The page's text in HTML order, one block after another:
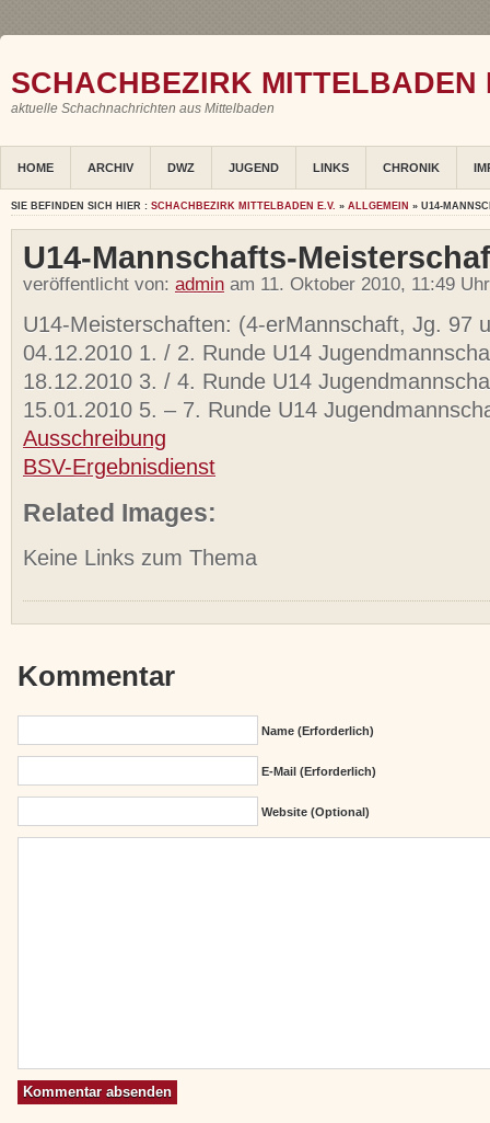
SCHACHBEZIRK MITTELBADEN
aktuelle Schachnachrichten aus Mittelbaden
HOME ARCHIV DWZ JUGEND LINKS CHRONIK
SIE BEFINDEN SICH HIER : SCHACHBEZIRK MITTELBADEN E.V. » ALLGEMEIN » U14-
U14-Mannschafts-
veröffentlicht von: admin am 11. Oktober 2010, 11:49
U14-Meisterschaften: (4-erMannschaft, Jg. 97
04.12.2010 1. / 2. Runde U14
18.12.2010 3. / 4. Runde U14
15.01.2010 5. – 7. Runde U14
Ausschreibung
BSV-Ergebnisdienst
Related Images:
Keine Links zum Thema
Kommentar
Name (erforderlich)
E-Mail (erforderlich)
Website (Optional)